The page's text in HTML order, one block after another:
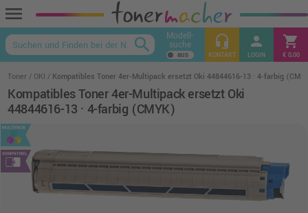
menu
keyboard_arrow_up
search Modell-
suche headset_mic
KONTAKT
person
LOGIN
shopping_cart
€ 0,00
Toner OKI Kompatibles Toner 4er-Multipack ersetzt Oki 44844616-13 · 4-farbig
Kompatibles Toner 4er-Multipack ersetzt Oki
44844616-13 · 4-farbig (CMYK)